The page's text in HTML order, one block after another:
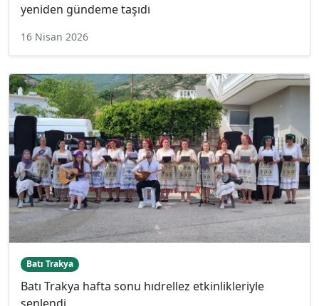
yeniden gündeme taşıdı
16 Nisan 2026
Batı Trakya
Batı Trakya hafta sonu hıdrellez etkinlikleriyle
şenlendi